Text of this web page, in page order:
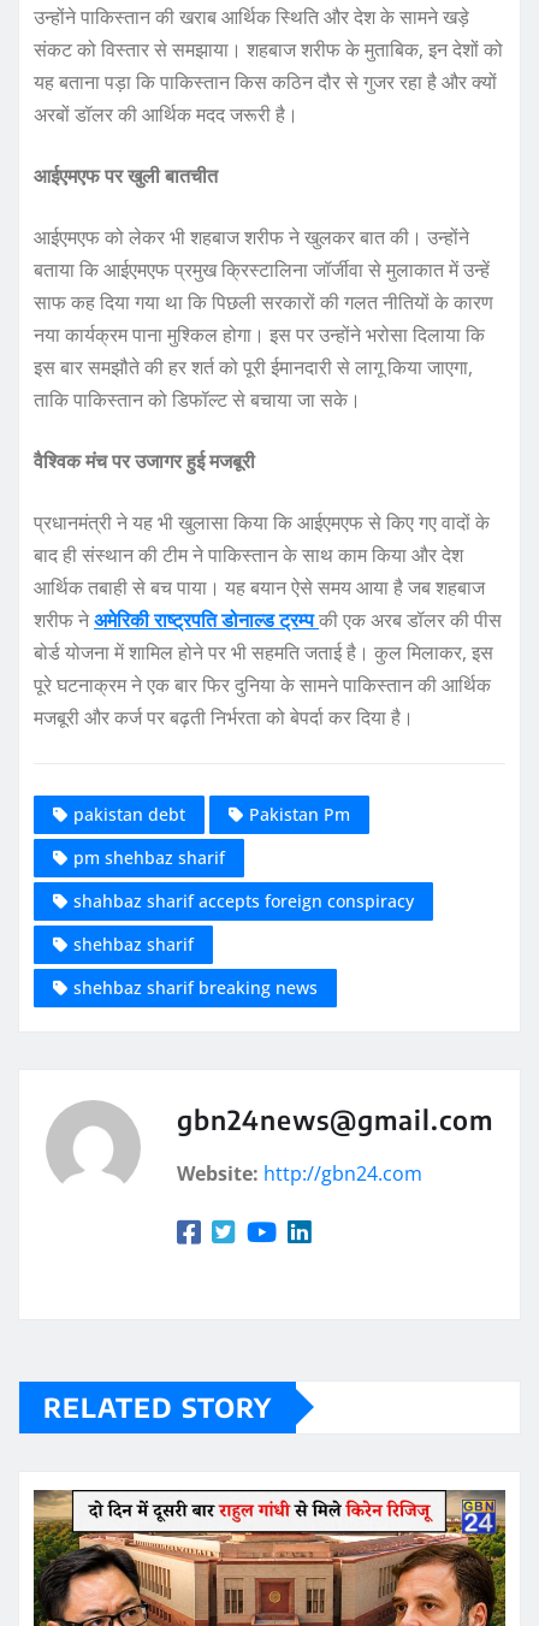
उन्होंने पाकिस्तान की खराब आर्थिक स्थिति और देश के सामने खड़े
संकट को विस्तार से समझाया। शहबाज शरीफ के मुताबिक, इन देशों को
यह बताना पड़ा कि पाकिस्तान किस कठिन दौर से गुजर रहा है और क्यों
अरबों डॉलर की आर्थिक मदद जरूरी है।
आईएमएफ पर खुली बातचीत
आईएमएफ को लेकर भी शहबाज शरीफ ने खुलकर बात की। उन्होंने
बताया कि आईएमएफ प्रमुख क्रिस्टालिना जॉर्जीवा से मुलाकात में उन्हें
साफ कह दिया गया था कि पिछली सरकारों की गलत नीतियों के कारण
नया कार्यक्रम पाना मुश्किल होगा। इस पर उन्होंने भरोसा दिलाया कि
इस बार समझौते की हर शर्त को पूरी ईमानदारी से लागू किया जाएगा,
ताकि पाकिस्तान को डिफॉल्ट से बचाया जा सके।
वैश्विक मंच पर उजागर हुई मजबूरी
प्रधानमंत्री ने यह भी खुलासा किया कि आईएमएफ से किए गए वादों के
बाद ही संस्थान की टीम ने पाकिस्तान के साथ काम किया और देश
आर्थिक तबाही से बच पाया। यह बयान ऐसे समय आया है जब शहबाज
शरीफ नेअमेरिकी राष्ट्रपति डोनाल्ड ट्रम्पकी एक अरब डॉलर की पीस
बोर्ड योजना में शामिल होने पर भी सहमति जताई है। कुल मिलाकर, इस
पूरे घटनाक्रम ने एक बार फिर दुनिया के सामने पाकिस्तान की आर्थिक
मजबूरी और कर्ज पर बढ़ती निर्भरता को बेपर्दा कर दिया है।
pakistan debt
Pakistan Pm
pm shehbaz sharif
shahbaz sharif accepts foreign conspiracy
shehbaz sharif
shehbaz sharif breaking news
gbn24news@gmail.com
Website: http://gbn24.com
RELATED STORY